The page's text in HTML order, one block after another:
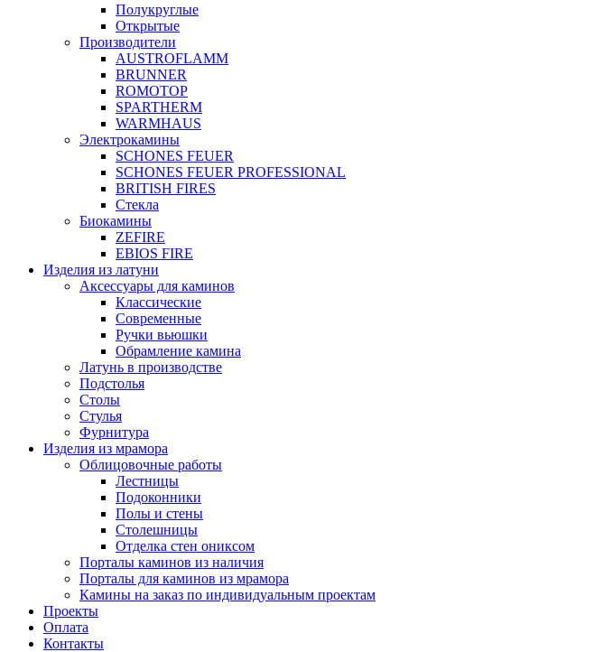
Полукруглые
Открытые
Производители
AUSTROFLAMM
BRUNNER
ROMOTOP
SPARTHERM
WARMHAUS
Электрокамины
SCHONES FEUER
SCHONES FEUER PROFESSIONAL
BRITISH FIRES
Стекла
Биокамины
ZEFIRE
EBIOS FIRE
Изделия из латуни
Аксессуары для каминов
Классические
Современные
Ручки вьюшки
Обрамление камина
Латунь в производстве
Подстолья
Столы
Стулья
Фурнитура
Изделия из мрамора
Облицовочные работы
Лестницы
Подоконники
Полы и стены
Столешницы
Отделка стен ониксом
Порталы каминов из наличия
Порталы для каминов из мрамора
Камины на заказ по индивидуальным проектам
Проекты
Оплата
Контакты